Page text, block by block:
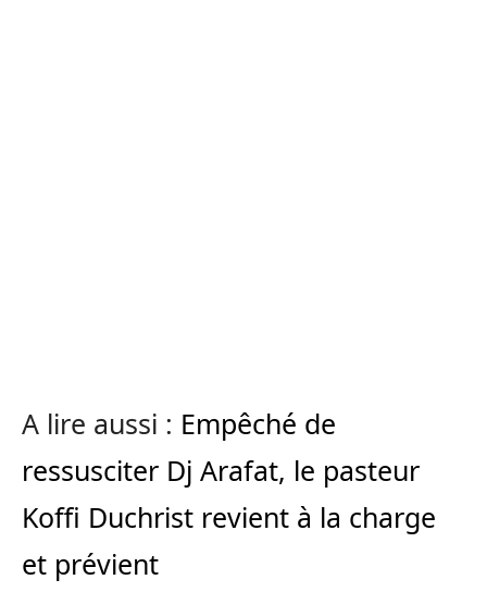
A lire aussi : Empêché de
ressusciter Dj Arafat, le pasteur
Koffi Duchrist revient à la charge
et prévient